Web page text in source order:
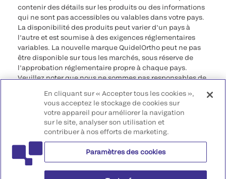
contenir des détails sur les produits ou des informations
qui ne sont pas accessibles ou valables dans votre pays.
La disponibilité des produits peut varier d’un pays à
l’autre et est soumise à des exigences réglementaires
variables. La nouvelle marque QuidelOrtho peut ne pas
être disponible sur tous les marchés, sous réserve de
l’approbation réglementaire propre à chaque pays.
Veuillez noter que nous ne sommes pas responsables de
conformes à une procédure légale, à une
réglementation, à un enregistrement ou à un usage dans
votre pays d’origine.
©2026 QuidelOrtho Corporation. Tous droits réservés.
QuidelOrtho Corporation
9975 Summers Ridge Road, San Diego, CA 92121, USA
En cliquant sur « Accepter tous les cookies »,
vous acceptez le stockage de cookies sur
votre appareil pour améliorer la navigation
sur le site, analyser son utilisation et
contribuer à nos efforts de marketing.
Paramètres des cookies